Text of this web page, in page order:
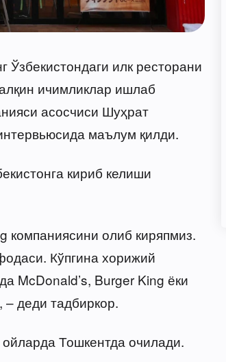
Ўзбекистондаги илк ресторани
ичимликлар ишлаб
асосчиси Шуҳрат
маълум қилди.
кириб келиши
компаниясини олиб киряпмиз.
Кўпгина хорижий
McDonald’s, Burger King ёки
деди тадбиркор.
Тошкентда очилади.